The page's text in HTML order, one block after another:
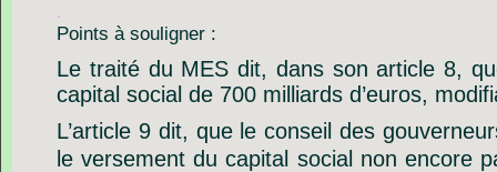
.
Points à souligner :
Le traité du MES dit, dans son article 8,
capital social de 700 milliards d’euros,
L’article 9 dit, que le conseil des
le versement du capital social non encore